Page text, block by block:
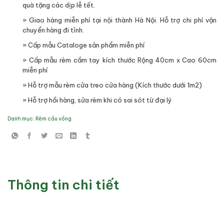
quà tặng các dịp lễ tết.
» Giao hàng miễn phí tại nội thành Hà Nội. Hỗ trợ chi phí vận
chuyển hàng đi tỉnh.
» Cấp mẫu Cataloge sản phẩm miễn phí
» Cấp mẫu rèm cầm tay kích thước Rộng 40cm x Cao 60cm
miễn phí
» Hỗ trợ mẫu rèm cửa treo cửa hàng (Kích thước dưới 1m2)
» Hỗ trợ hồi hàng, sửa rèm khi có sai sót từ đại lý
Danh mục: Rèm cầu vồng
Thông tin chi tiết